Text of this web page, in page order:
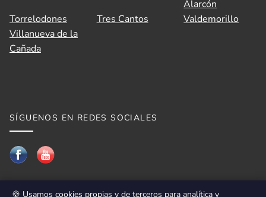
Alarcón
Torrelodones
Tres Cantos
Valdemorillo
Villanueva de la
Cañada
SÍGUENOS EN REDES SOCIALES
🍪 Usamos cookies propias y de terceros para analítica y